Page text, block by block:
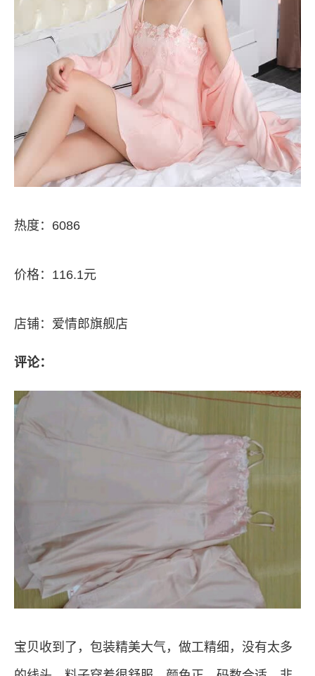
热度：6086
价格：116.1元
店铺：爱情郎旗舰店
评论：
宝贝收到了，包装精美大气，做工精细，没有太多